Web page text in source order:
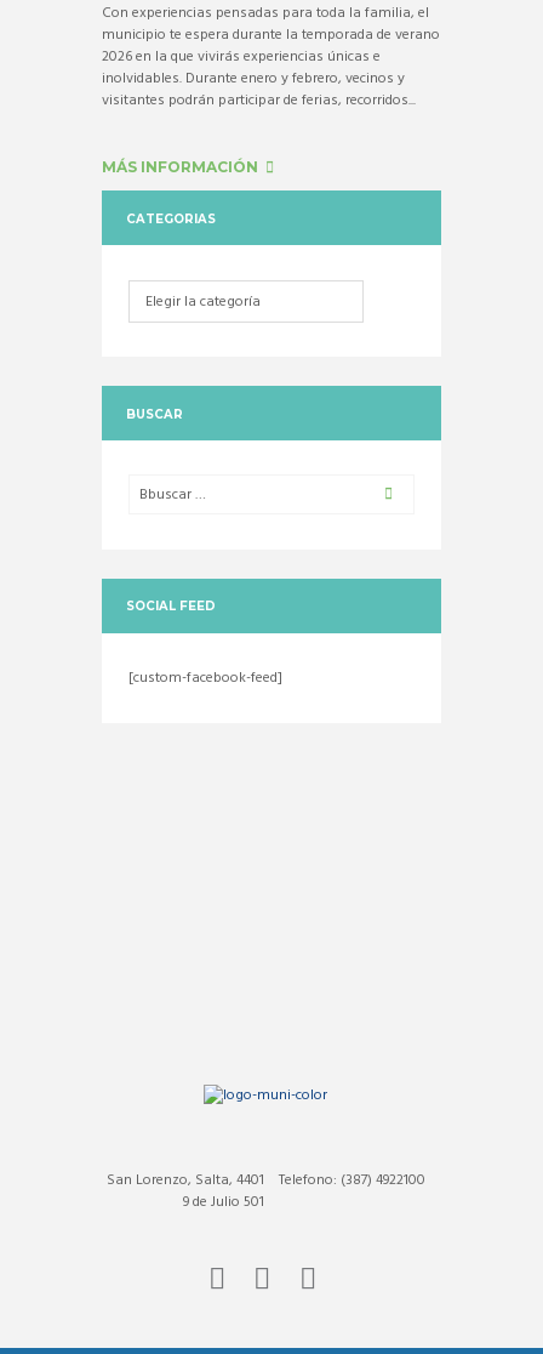
Con experiencias pensadas para toda la familia, el
municipio te espera durante la temporada de verano
2026 en la que vivirás experiencias únicas e
inolvidables. Durante enero y febrero, vecinos y
visitantes podrán participar de ferias, recorridos...
MÁS INFORMACIÓN
CATEGORIAS
Categorias
BUSCAR
SOCIAL FEED
[custom-facebook-feed]
Telefono: (387) 4922100
San Lorenzo, Salta, 4401
9 de Julio 501